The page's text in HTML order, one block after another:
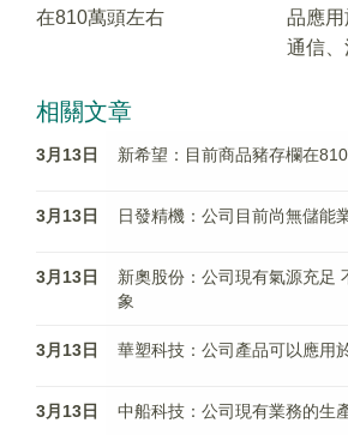
在810萬頭左右
品應
通信
相關文章
3月13日 新希望：目前商品豬存欄在
3月13日 日發精機：公司目前尚無儲能
3月13日
新奧股份：公司現有氣源充足
象
3月13日 華塑科技：公司產品可以應用
3月13日 中船科技：公司現有業務的生